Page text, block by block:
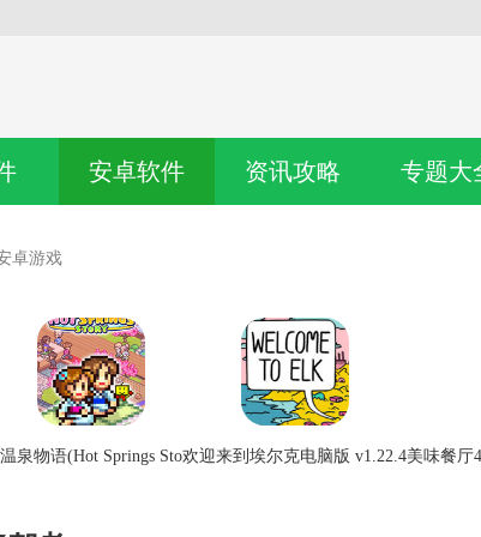
安卓软件 资讯攻略 专题大
卓游戏
温泉物语(Hot Springs Sto欢迎来到埃尔克电脑版 v1.22.4美味餐厅